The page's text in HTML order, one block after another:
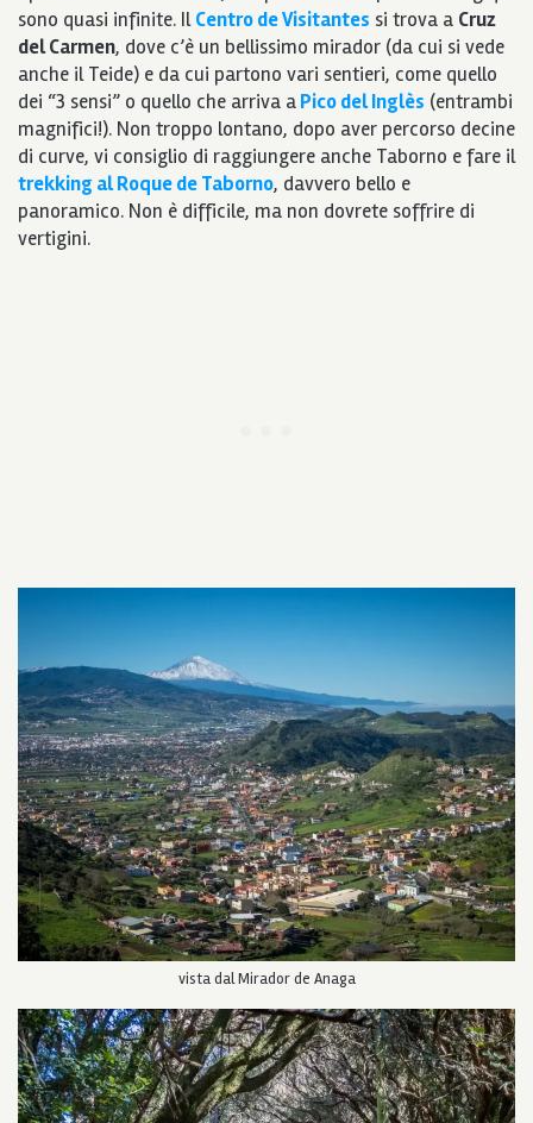
sono quasi infinite. IlCentro de Visitantes si trova a Cruz
del Carmen, dove c’è un bellissimo mirador (da cui si vede
anche il Teide) e da cui partono vari sentieri, come quello
dei “3 sensi” o quello che arriva aPico del Inglès (entrambi
magnifici!). Non troppo lontano, dopo aver percorso decine
di curve, vi consiglio di raggiungere anche Taborno e fare il
trekking al Roque de Taborno, davvero bello e
panoramico. Non è difficile, ma non dovrete soffrire di
vertigini.
vista dal Mirador de Anaga